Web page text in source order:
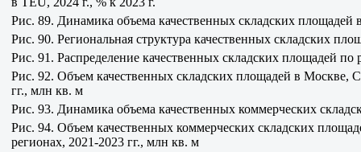
Рис. 89. Динамика объема качественных складских
Рис. 90. Региональная структура качественных складских
Рис. 91. Распределение качественных складских площадей
Рис. 92. Объем качественных складских площадей в Москве,
гг., млн кв. м
Рис. 93. Динамика объема качественных коммерческих
Рис. 94. Объем качественных коммерческих складских
регионах, 2021-2023 гг., млн кв. м